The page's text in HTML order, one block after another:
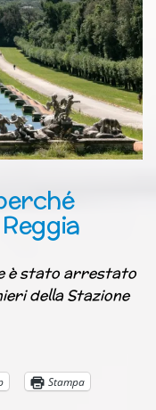
è stato arrestato
della Stazione
Stampa